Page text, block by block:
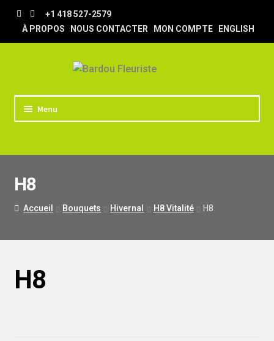
Aller
la
Aller
au
contenu
+1 418 527-2579
À PROPOS
NOUS CONTACTER MON COMPTE ENGLISH
Menu
TRUCS & ASTUCES
LIVRAISON
H8
Accueil Bouquets Hivernal H8 Vitalité H8
H8